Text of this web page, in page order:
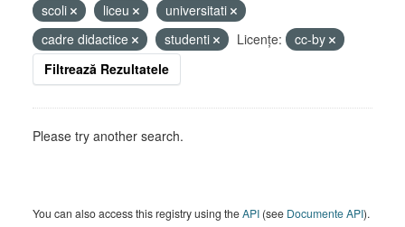
scoli
liceu
universitati
cadre didactice
studenti Licenţe:
cc-by
Filtrează Rezultatele
Please try another search.
You can also access this registry using theAPI (see Documente API).